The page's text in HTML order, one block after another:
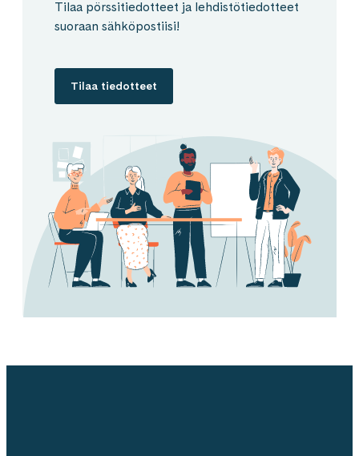
Tilaa pörssitiedotteet ja lehdistötiedotteet
suoraan sähköpostiisi!
Tilaa tiedotteet